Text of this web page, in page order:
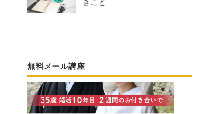
きこと
無料メール講座